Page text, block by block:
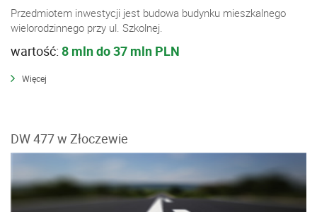
Przedmiotem inwestycji jest budowa budynku mieszkalnego
wielorodzinnego przy ul. Szkolnej.
wartość: 8 mln do 37 mln PLN
Więcej
DW 477 w Złoczewie